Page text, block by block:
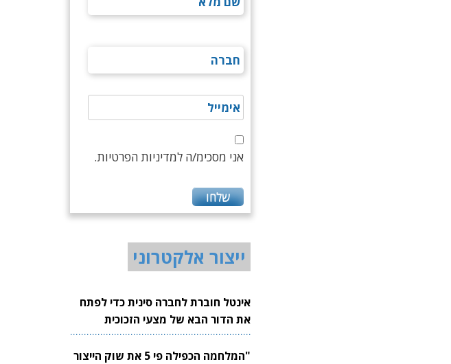
אני מסכימ/ה למדיניות הפרטיות.
ייצור אלקטרוני
אינטל חוברת לחברה סינית כדי לפתח
את הדור הבא של מצעי הזכוכית
לשבבים
"המלחמה הכפילה פי 5 את שוק הייצור